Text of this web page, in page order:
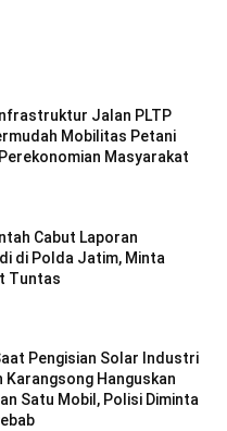
Jalan PLTP
Mobilitas Petani
Masyarakat
Cabut Laporan
di Polda Jatim, Minta
Tuntas
Pengisian Solar Industri
Karangsong Hanguskan
Satu Mobil, Polisi Diminta